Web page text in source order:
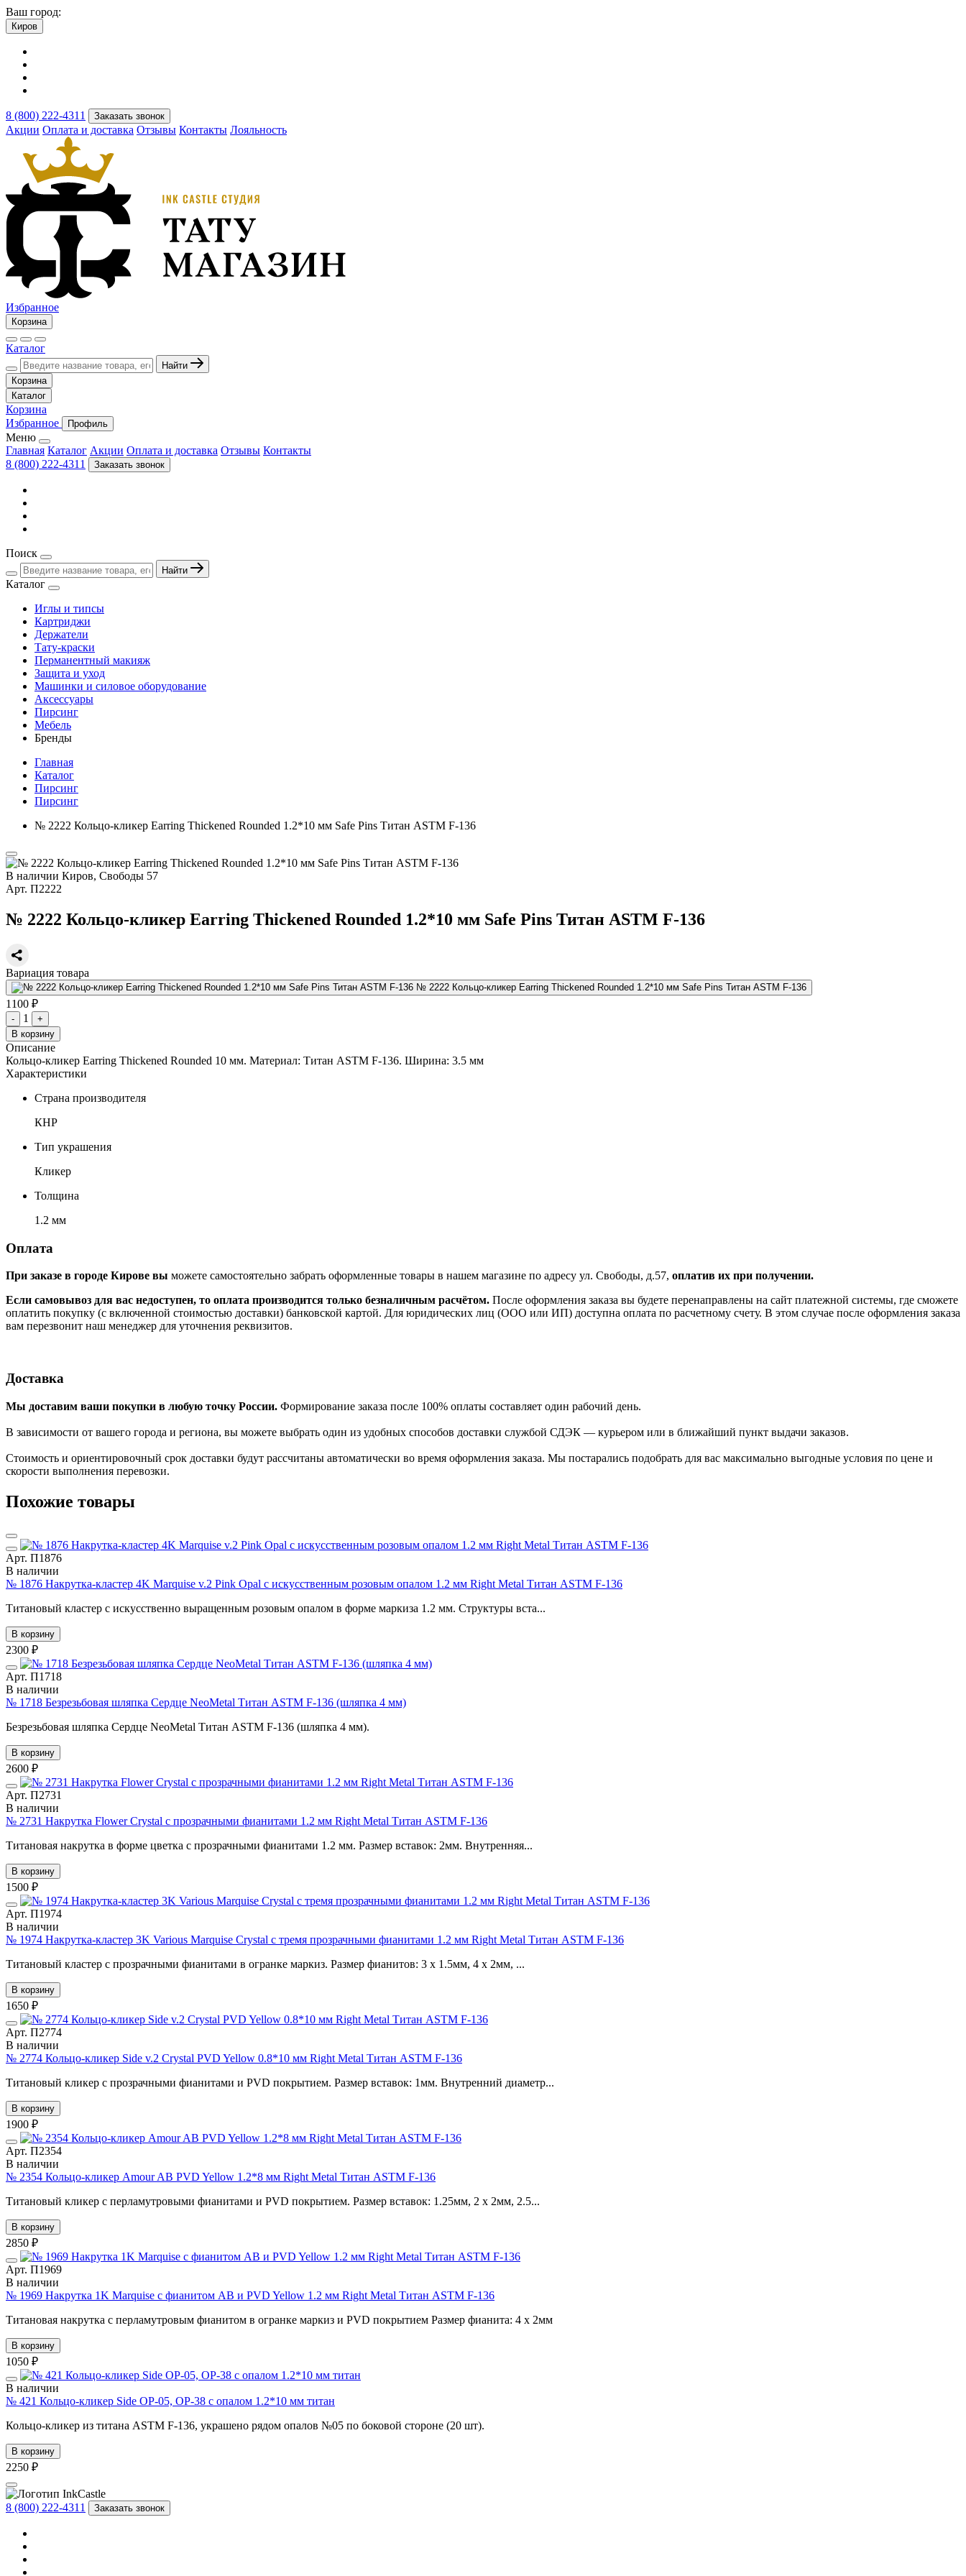
Ваш город:
Киров
8 (800) 222-4311 Заказать звонок
Акции Оплата и доставка Отзывы Контакты Лояльность
Избранное
Корзина
Каталог
Найти
Корзина
Каталог
Корзина
Избранное
Профиль
Меню
Главная Каталог Акции Оплата и доставка Отзывы Контакты
8 (800) 222-4311
Заказать звонок
Поиск
Найти
Каталог
Иглы и типсы
Картриджи
Держатели
Тату-краски
Перманентный макияж
Защита и уход
Машинки и силовое оборудование
Аксессуары
Пирсинг
Мебель
Бренды
Главная
Каталог
Пирсинг
Пирсинг
№ 2222 Кольцо-кликер Earring Thickened Rounded 1.2*10 мм Safe Pins Титан ASTM F-136
В наличии Киров, Свободы 57
Арт. П2222
№ 2222 Кольцо-кликер Earring Thickened Rounded 1.2*10 мм Safe Pins Титан ASTM F-136
Вариация товара
№ 2222 Кольцо-кликер Earring Thickened Rounded 1.2*10 мм Safe Pins Титан ASTM F-136
1100 ₽
- 1
+
В корзину
Описание
Кольцо-кликер Earring Thickened Rounded 10 мм. Материал: Титан ASTM F-136. Ширина: 3.5 мм
Характеристики
Страна производителя
КНР
Тип украшения
Кликер
Толщина
1.2 мм
Оплата
При заказе в городе Кирове вы можете самостоятельно забрать оформленные товары в нашем магазине по адресу ул. Свободы, д.57, оплатив их при получении.
Если самовывоз для вас недоступен, то оплата производится только безналичным расчётом. После оформления заказа вы будете перенаправлены на сайт платежной системы, где сможете
оплатить покупку (с включенной стоимостью доставки) банковской картой. Для юридических лиц (ООО или ИП) доступна оплата по расчетному счету. В этом случае после оформления заказа
вам перезвонит наш менеджер для уточнения реквизитов.
Доставка
Мы доставим ваши покупки в любую точку России. Формирование заказа после 100% оплаты составляет один рабочий день.
В зависимости от вашего города и региона, вы можете выбрать один из удобных способов доставки службой СДЭК — курьером или в ближайший пункт выдачи заказов.
Стоимость и ориентировочный срок доставки будут рассчитаны автоматически во время оформления заказа. Мы постарались подобрать для вас максимально выгодные условия по цене и
скорости выполнения перевозки.
Похожие товары
Арт. П1876
В наличии
№ 1876 Накрутка-кластер 4K Marquise v.2 Pink Opal с искусственным розовым опалом 1.2 мм Right Metal Титан ASTM F-136
Титановый кластер с искусственно выращенным розовым опалом в форме маркиза 1.2 мм. Cтруктуры вста...
В корзину
2300 ₽
Арт. П1718
В наличии
№ 1718 Безрезьбовая шляпка Сердце NeoMetal Титан ASTM F-136 (шляпка 4 мм)
Безрезьбовая шляпка Сердце NeoMetal Титан ASTM F-136 (шляпка 4 мм).
В корзину
2600 ₽
Арт. П2731
В наличии
№ 2731 Накрутка Flower Crystal с прозрачными фианитами 1.2 мм Right Metal Титан ASTM F-136
Титановая накрутка в форме цветка с прозрачными фианитами 1.2 мм. Размер вставок: 2мм. Внутренняя...
В корзину
1500 ₽
Арт. П1974
В наличии
№ 1974 Накрутка-кластер 3K Various Marquise Crystal с тремя прозрачными фианитами 1.2 мм Right Metal Титан ASTM F-136
Титановый кластер с прозрачными фианитами в огранке маркиз. Размер фианитов: 3 х 1.5мм, 4 х 2мм, ...
В корзину
1650 ₽
Арт. П2774
В наличии
№ 2774 Кольцо-кликер Side v.2 Crystal PVD Yellow 0.8*10 мм Right Metal Титан ASTM F-136
Титановый кликер с прозрачными фианитами и PVD покрытием. Размер вставок: 1мм. Внутренний диаметр...
В корзину
1900 ₽
Арт. П2354
В наличии
№ 2354 Кольцо-кликер Amour AB PVD Yellow 1.2*8 мм Right Metal Титан ASTM F-136
Титановый кликер с перламутровыми фианитами и PVD покрытием. Размер вставок: 1.25мм, 2 x 2мм, 2.5...
В корзину
2850 ₽
Арт. П1969
В наличии
№ 1969 Накрутка 1K Marquise с фианитом AB и PVD Yellow 1.2 мм Right Metal Титан ASTM F-136
Титановая накрутка с перламутровым фианитом в огранке маркиз и PVD покрытием Размер фианита: 4 х 2мм
В корзину
1050 ₽
В наличии
№ 421 Кольцо-кликер Side OP-05, OP-38 с опалом 1.2*10 мм титан
Кольцо-кликер из титана ASTM F-136, украшено рядом опалов №05 по боковой стороне (20 шт).
В корзину
2250 ₽
8 (800) 222-4311 Заказать звонок